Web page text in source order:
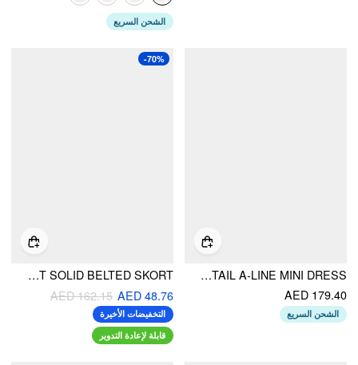
الشحن السريع
BOAT NECK METAL DETAIL A-LINE MINI DRESS
AED 179.40
الشحن السريع
-70%
MIDDLE WAIST SOLID BELTED SKORT
AED 48.76
AED 162.15
التخفيضات الأخيرة
قابلة لإعادة التدوير